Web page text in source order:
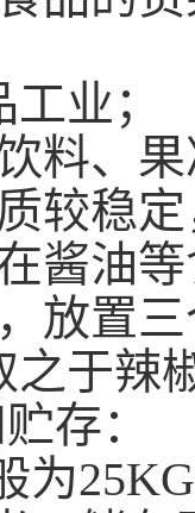
业；
料、
较稳
酱油
放置
之于辣
存：
为